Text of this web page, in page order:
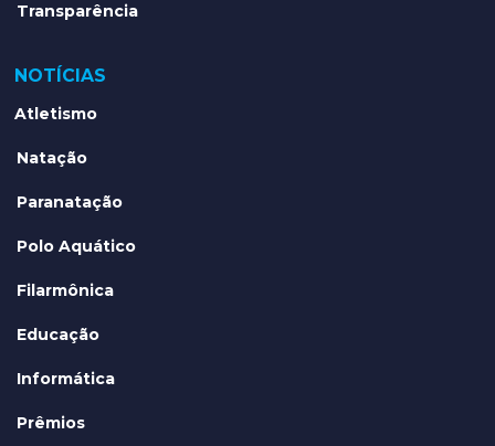
Transparência
NOTÍCIAS
Atletismo
Natação
Paranatação
Polo Aquático
Filarmônica
Educação
Informática
Prêmios